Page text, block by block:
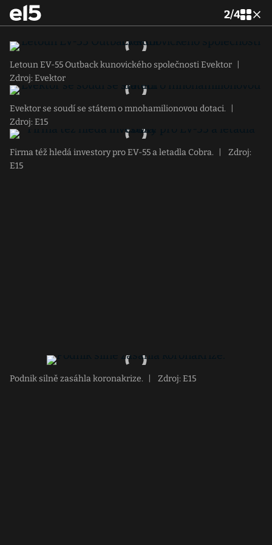
2/4
Letoun EV-55 Outback kunovického společnosti Evektor
Zdroj: Evektor
Evektor se soudí se státem o mnohamilionovou dotaci.
Zdroj: E15
Firma též hledá investory pro EV-55 a letadla Cobra.
Zdroj:
E15
Podnik silně zasáhla koronakrize. Zdroj: E15